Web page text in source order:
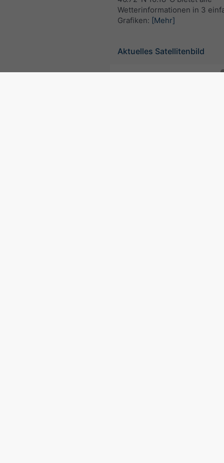
Wetterinformationen in 3
Grafiken: [Mehr]
Aktuelles Satellitenbild